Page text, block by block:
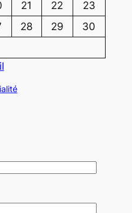
21 22
23
28 29
30